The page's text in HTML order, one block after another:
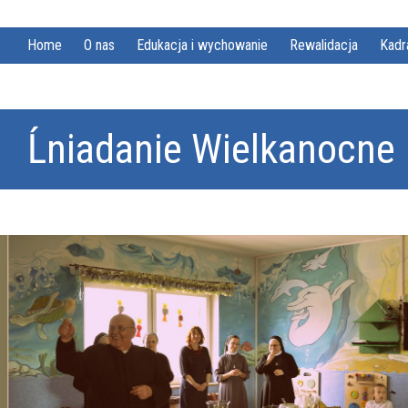
Home O nas Edukacja i wychowanie Rewalidacja
Ĺniadanie Wielkanocne